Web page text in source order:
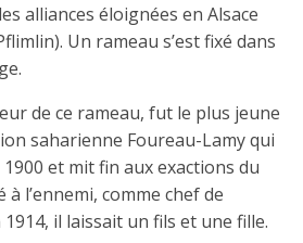
alliances éloignées en Alsace
Un rameau s’est fixé dans
de ce rameau, fut le plus jeune
saharienne Foureau-Lamy qui
et mit fin aux exactions du
à l’ennemi, comme chef de
il laissait un fils et une fille.